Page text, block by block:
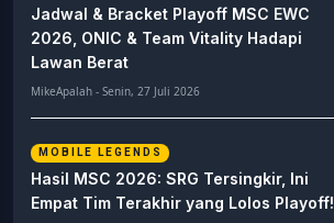
Jadwal & Bracket Playoff MSC EWC
2026, ONIC & Team Vitality Hadapi
Lawan Berat
MikeApalah - Senin, 27 Juli 2026
MOBILE LEGENDS
Hasil MSC 2026: SRG Tersingkir, Ini
Empat Tim Terakhir yang Lolos Playoff!